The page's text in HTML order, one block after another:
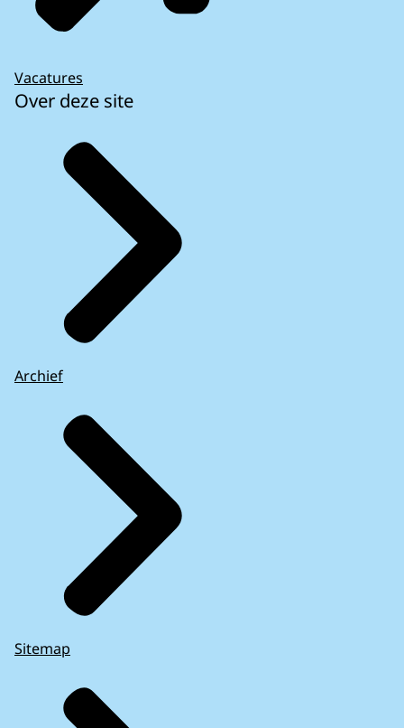
Vacatures
Over deze site
Archief
Sitemap